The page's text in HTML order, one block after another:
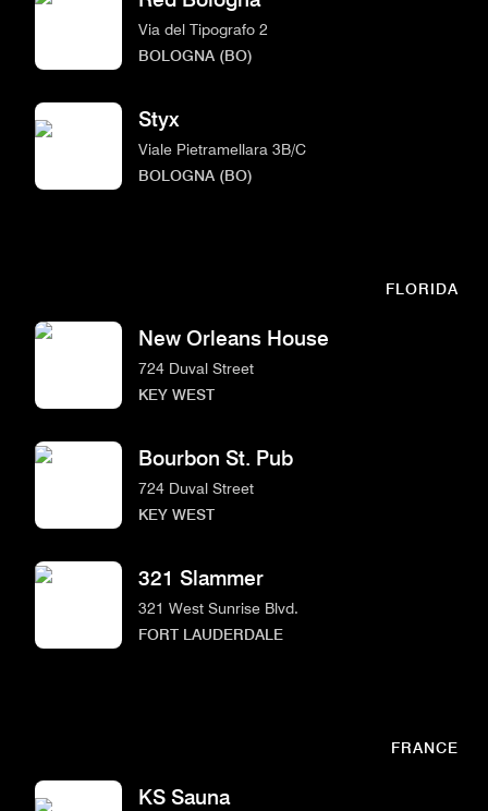
Via del Tipografo 2
BOLOGNA (BO)
Styx
Viale Pietramellara 3B/C
BOLOGNA (BO)
FLORIDA
New Orleans House
724 Duval Street
KEY WEST
Bourbon St. Pub
724 Duval Street
KEY WEST
321 Slammer
321 West Sunrise Blvd.
FORT LAUDERDALE
FRANCE
KS Sauna